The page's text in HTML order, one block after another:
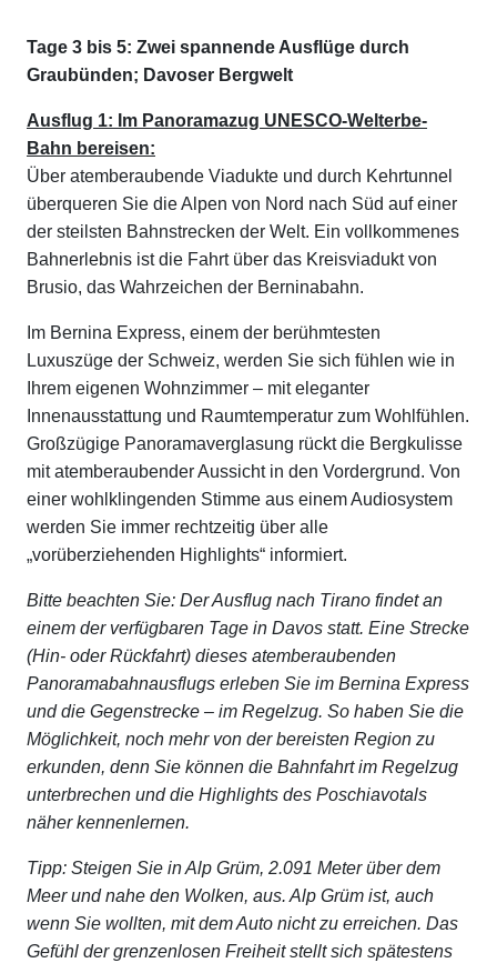
Tage 3 bis 5: Zwei spannende Ausflüge durch
Graubünden; Davoser Bergwelt
Ausflug 1: Im Panoramazug UNESCO-Welterbe-
Bahn bereisen:
Über atemberaubende Viadukte und durch Kehrtunnel
überqueren Sie die Alpen von Nord nach Süd auf einer
der steilsten Bahnstrecken der Welt. Ein vollkommenes
Bahnerlebnis ist die Fahrt über das Kreisviadukt von
Brusio, das Wahrzeichen der Berninabahn.
Im Bernina Express, einem der berühmtesten
Luxuszüge der Schweiz, werden Sie sich fühlen wie in
Ihrem eigenen Wohnzimmer – mit eleganter
Innenausstattung und Raumtemperatur zum Wohlfühlen.
Großzügige Panoramaverglasung rückt die Bergkulisse
mit atemberaubender Aussicht in den Vordergrund. Von
einer wohlklingenden Stimme aus einem Audiosystem
werden Sie immer rechtzeitig über alle
„vorüberziehenden Highlights“ informiert.
Bitte beachten Sie: Der Ausflug nach Tirano findet an
einem der verfügbaren Tage in Davos statt. Eine Strecke
(Hin- oder Rückfahrt) dieses atemberaubenden
Panoramabahnausflugs erleben Sie im Bernina Express
und die Gegenstrecke – im Regelzug. So haben Sie die
Möglichkeit, noch mehr von der bereisten Region zu
erkunden, denn Sie können die Bahnfahrt im Regelzug
unterbrechen und die Highlights des Poschiavotals
näher kennenlernen.
Tipp: Steigen Sie in Alp Grüm, 2.091 Meter über dem
Meer und nahe den Wolken, aus. Alp Grüm ist, auch
wenn Sie wollten, mit dem Auto nicht zu erreichen. Das
Gefühl der grenzenlosen Freiheit stellt sich spätestens